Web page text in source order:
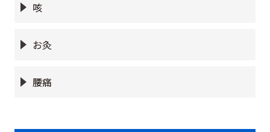
咳
お灸
腰痛